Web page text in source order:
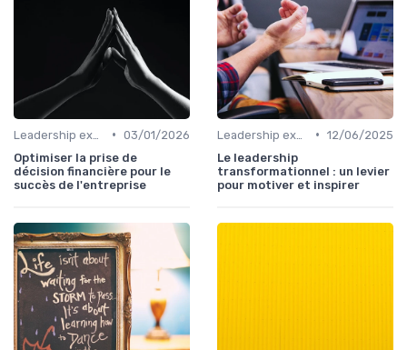
• 03/01/2026
Optimiser la prise de
décision financière pour le
succès de l'entreprise
• 12/06/2025
Le leadership
transformationnel : un levier
pour motiver et inspirer